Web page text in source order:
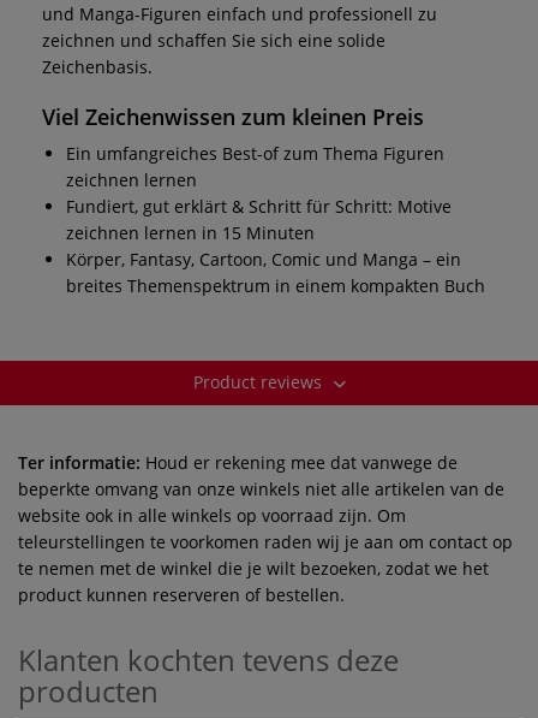
und Manga-Figuren einfach und professionell zu
zeichnen und schaffen Sie sich eine solide
Zeichenbasis.
Viel Zeichenwissen zum kleinen Preis
Ein umfangreiches Best-of zum Thema Figuren
zeichnen lernen
Fundiert, gut erklärt & Schritt für Schritt: Motive
zeichnen lernen in 15 Minuten
Körper, Fantasy, Cartoon, Comic und Manga – ein
breites Themenspektrum in einem kompakten Buch
Product reviews
Ter informatie: Houd er rekening mee dat vanwege de
beperkte omvang van onze winkels niet alle artikelen van de
website ook in alle winkels op voorraad zijn. Om
teleurstellingen te voorkomen raden wij je aan om contact op
te nemen met de winkel die je wilt bezoeken, zodat we het
product kunnen reserveren of bestellen.
Klanten kochten tevens deze
producten